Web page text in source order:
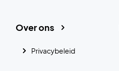
Over ons
Privacybeleid